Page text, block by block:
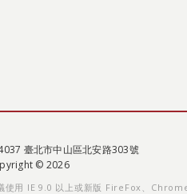
臺北市中山區北安路303號
© 2026
使用 IE 9.0 以上或新版 FireFox、